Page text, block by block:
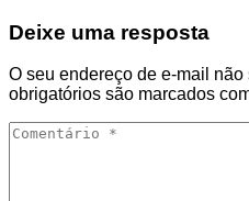
Deixe uma resposta
O seu endereço de e-mail
obrigatórios são marcados